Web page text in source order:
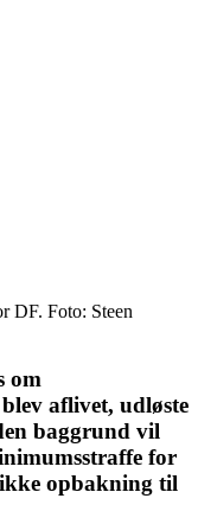
DF. Foto: Steen
om
aflivet, udløste
baggrund vil
for
opbakning til